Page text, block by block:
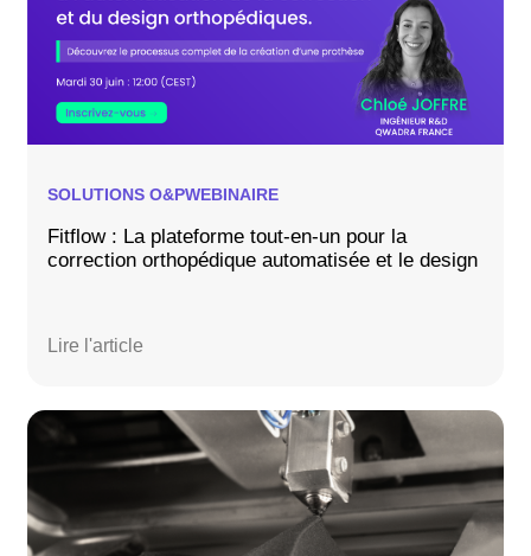
SOLUTIONS O&PWEBINAIRE
Fitflow : La plateforme tout-en-un pour la
correction orthopédique automatisée et le design
Lire l'article